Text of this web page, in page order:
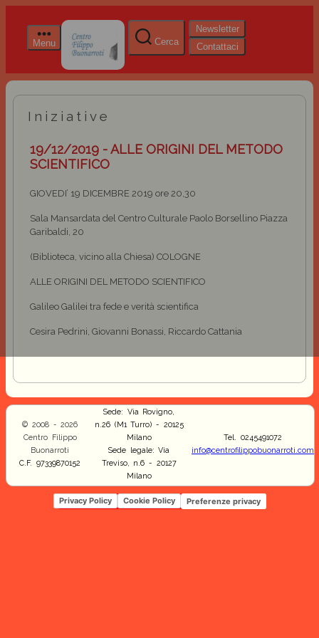
Menu Cerca
Newsletter
Contattaci
Iniziative
19/12/2019 - ALLE ORIGINI DEL METODO
SCIENTIFICO
GIOVEDI’ 19 DICEMBRE 2019 ore 20,30
Sala Mansardata del Centro Culturale Paolo Borsellino Piazza
Garibaldi, 20
(Biblioteca, vicino alla Chiesa) COLOGNE
ALLE ORIGINI DEL METODO SCIENTIFICO
Galileo Galilei tra fede e verità scientifica
Cesira Pedrini, Giovanni Bonassi, Riccardo Cattania
© 2008 - 2026
Centro Filippo
Buonarroti
C.F. 97339870152
Sede: Via Rovigno,
n.26 (M1 Turro) - 20125
Milano
Sede legale: Via
Treviso, n.6 - 20127
Milano
Tel. 0245491072
info@centrofilippobuonarroti.com
Privacy Policy Cookie Policy Preferenze privacy